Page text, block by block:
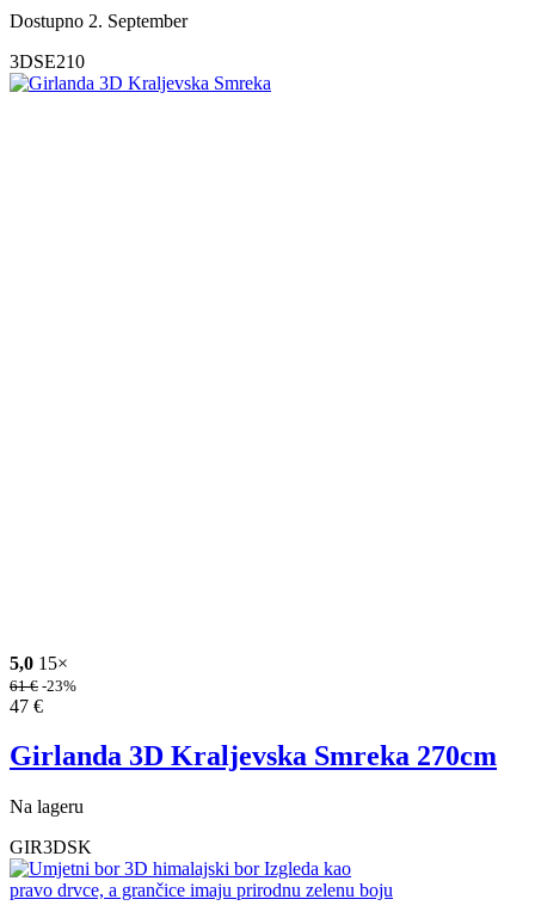
Dostupno 2. September
3DSE210
5,0 15×
61€ -23%
47 €
Girlanda 3D Kraljevska Smreka 270cm
Na lageru
GIR3DSK